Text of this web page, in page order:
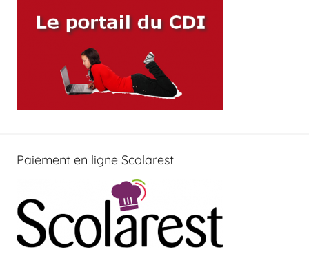
Paiement en ligne Scolarest